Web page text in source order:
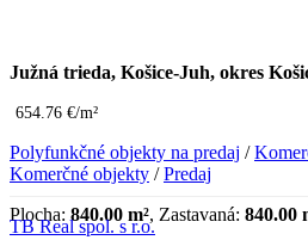
Južná trieda, Košice-Juh, okres
654.76 €/m²
Polyfunkčné objekty na predaj /
Komerčné objekty /Predaj
Plocha: 840.00 m², Zastavaná: 840.00
TB Real spol. s r.o.